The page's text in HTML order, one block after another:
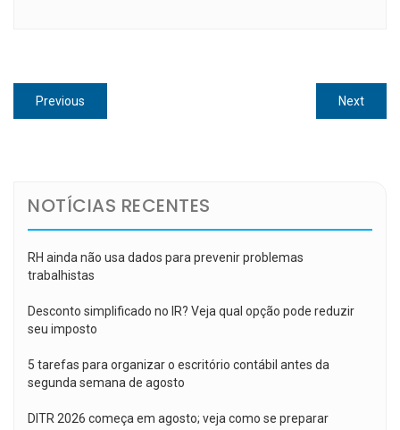
Navegação
de
Previous
post:
NextNext
post:
NOTÍCIAS RECENTES
RH ainda não usa dados para prevenir problemas
trabalhistas
Desconto simplificado no IR? Veja qual opção pode reduzir
seu imposto
5 tarefas para organizar o escritório contábil antes da
segunda semana de agosto
DITR 2026 começa em agosto; veja como se preparar